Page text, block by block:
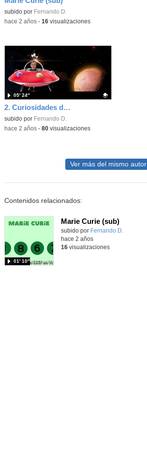
Contenido educativo.
subido por Fernando D.
-hace 2 años- 16visualizaciones
2. Curiosidades del universo
Contenido educativo.
subido por Fernando D.
05′ 24″
-hace 2 años- 80visualizaciones
Ver más del mismo autor
Contenidos relacionados:
Marie Curie (sub)
Contenido educativo.
subido por Fernando D.
01′ 10″
hace 2 años
16visualizaciones